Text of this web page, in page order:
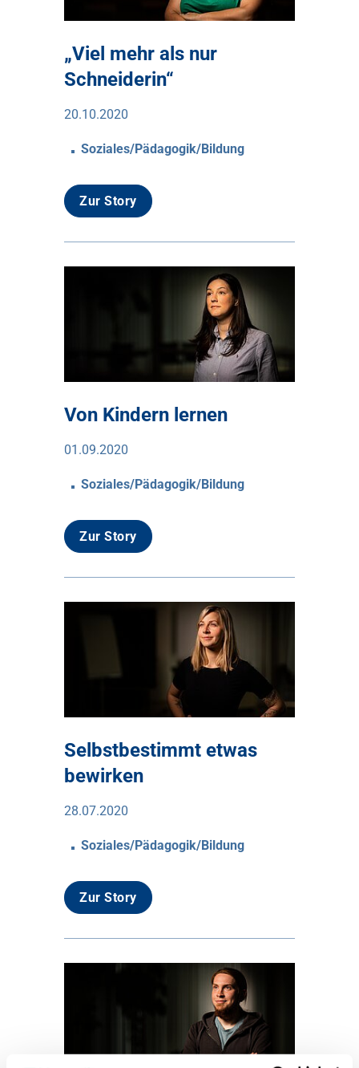
„Viel mehr als nur
Schneiderin“
20.10.2020
Soziales/Pädagogik/Bildung
Zur Story
Von Kindern lernen
01.09.2020
Soziales/Pädagogik/Bildung
Zur Story
Selbstbestimmt etwas
bewirken
28.07.2020
Soziales/Pädagogik/Bildung
Zur Story